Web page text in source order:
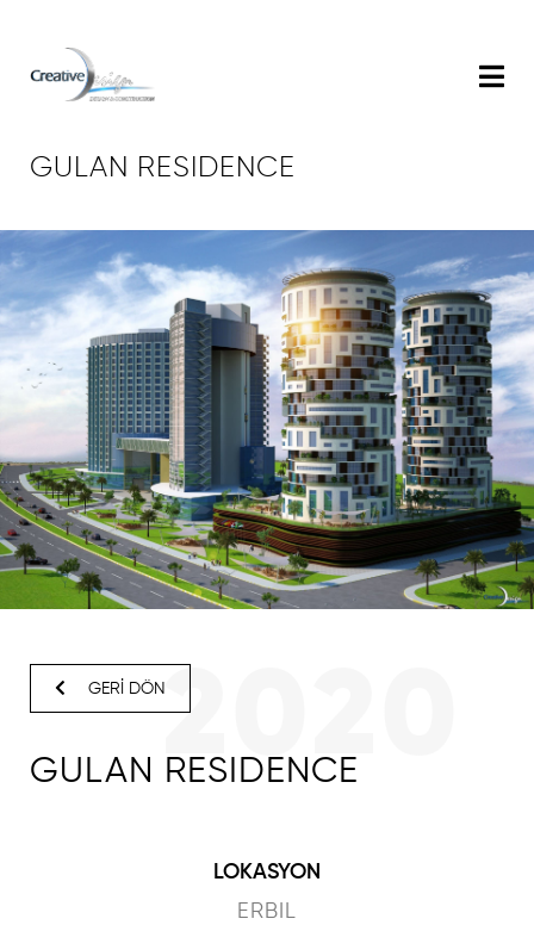
GULAN RESIDENCE
GERİ DÖN
GULAN RESIDENCE
2020
LOKASYON
ERBIL